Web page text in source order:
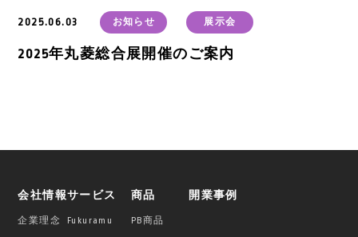
2025.06.03 お知らせ 展示会
2025年丸菱総合展開催のご案内
会社情報
企業理念
サービス
Fukuramu
商品
PB商品
開業事例